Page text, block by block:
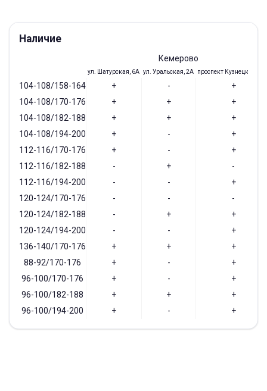
Наличие
Кемерово
ул. Шатурская, 6А ул. Уральская, 2А проспект Кузнецкий,
104-108/158-164 + -
+
104-108/170-176
+ +
+
104-108/182-188
+ +
+
104-108/194-200
+ -
+
112-116/170-176
+ -
+
112-116/182-188
- +
-
112-116/194-200
- -
+
120-124/170-176
- -
-
120-124/182-188
- +
+
120-124/194-200
- -
+
136-140/170-176
+ +
+
88-92/170-176
+ -
+
96-100/170-176
+ -
+
96-100/182-188
+ +
+
96-100/194-200
+ - +